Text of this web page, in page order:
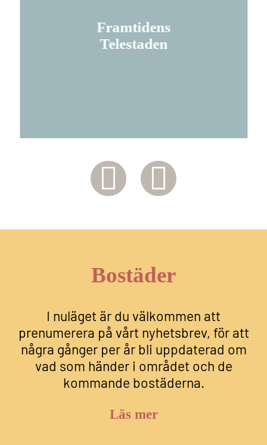
Framtidens
Telestaden
Bostäder
I nuläget är du välkommen att
prenumerera på vårt nyhetsbrev, för att
några gånger per år bli uppdaterad om
vad som händer i området och de
kommande bostäderna.
Läs mer